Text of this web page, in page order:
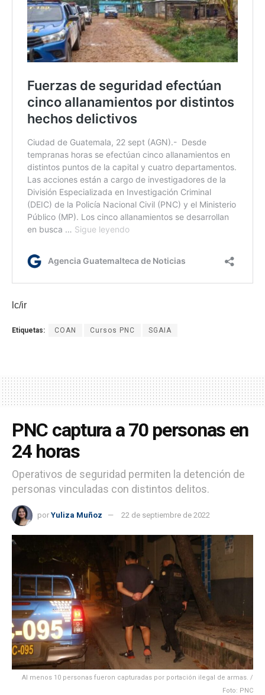
lc/ir
Etiquetas: COAN Cursos PNC SGAIA
PNC captura a 70 personas en
24 horas
Operativos de seguridad permiten la detención de
personas vinculadas con distintos delitos.
por Yuliza Muñoz 22 de septiembre de 2022
Al menos 10 personas fueron capturadas por portación ilegal de armas. /
Foto: PNC